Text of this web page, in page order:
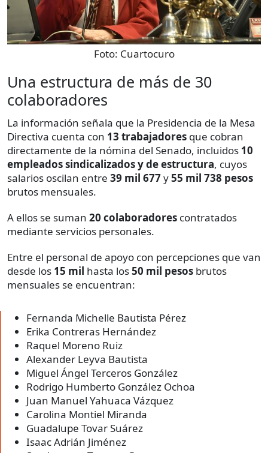
Foto: Cuartocuro
Una estructura de más de 30
colaboradores
La información señala que la Presidencia de la Mesa
Directiva cuenta con 13 trabajadores que cobran
directamente de la nómina del Senado, incluidos 10
empleados sindicalizados y de estructura, cuyos
salarios oscilan entre 39 mil 677y55 mil 738 pesos
brutos mensuales.
A ellos se suman 20 colaboradores contratados
mediante servicios personales.
Entre el personal de apoyo con percepciones que van
desde los 15 mil hasta los50 mil pesos brutos
mensuales se encuentran:
Fernanda Michelle Bautista Pérez
Erika Contreras Hernández
Raquel Moreno Ruiz
Alexander Leyva Bautista
Miguel Ángel Terceros González
Rodrigo Humberto González Ochoa
Juan Manuel Yahuaca Vázquez
Carolina Montiel Miranda
Guadalupe Tovar Suárez
Isaac Adrián Jiménez